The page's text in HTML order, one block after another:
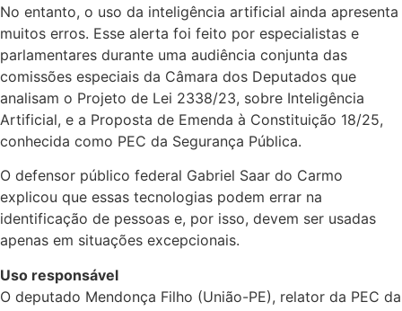
No entanto, o uso da inteligência artificial ainda apresenta
muitos erros. Esse alerta foi feito por especialistas e
parlamentares durante uma audiência conjunta das
comissões especiais da Câmara dos Deputados que
analisam o Projeto de Lei 2338/23, sobre Inteligência
Artificial, e a Proposta de Emenda à Constituição 18/25,
conhecida como PEC da Segurança Pública.
O defensor público federal Gabriel Saar do Carmo
explicou que essas tecnologias podem errar na
identificação de pessoas e, por isso, devem ser usadas
apenas em situações excepcionais.
Uso responsável
O deputado Mendonça Filho (União-PE), relator da PEC da